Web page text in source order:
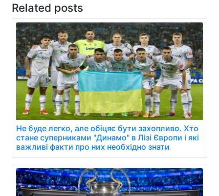
Related posts
Не буде легко, але обіцяє бути захопливо. Хто
стане суперниками "Динамо" в Лізі Європи і які
важливі факти про них необхідно знати